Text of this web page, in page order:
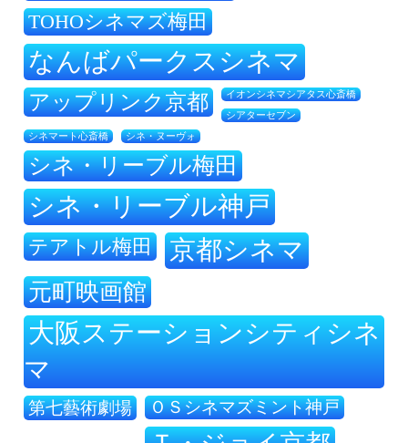
TOHOシネマズ梅田
なんばパークスシネマ
アップリンク京都 イオンシネマシアタス心斎橋
シアターセブン
シネマート心斎橋 シネ・ヌーヴォ
シネ・リーブル梅田
シネ・リーブル神戸
テアトル梅田 京都シネマ
元町映画館
大阪ステーションシティシネ
マ
第七藝術劇場 ＯＳシネマズミント神戸